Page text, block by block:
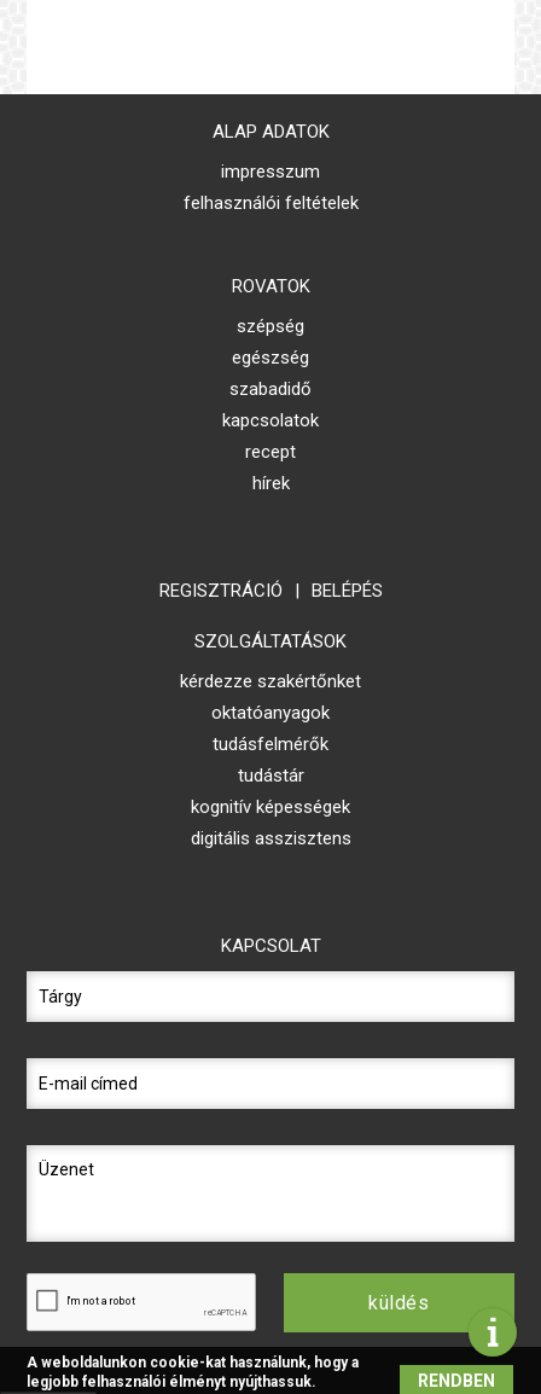
ALAP ADATOK
impresszum
felhasználói feltételek
ROVATOK
szépség
egészség
szabadidő
kapcsolatok
recept
hírek
REGISZTRÁCIÓ BELÉPÉS
SZOLGÁLTATÁSOK
kérdezze szakértőnket
oktatóanyagok
tudásfelmérők
tudástár
kognitív képességek
digitális asszisztens
KAPCSOLAT
küldés
A weboldalunkon cookie-kat használunk, hogy a
legjobb felhasználói élményt nyújthassuk.
RENDBEN